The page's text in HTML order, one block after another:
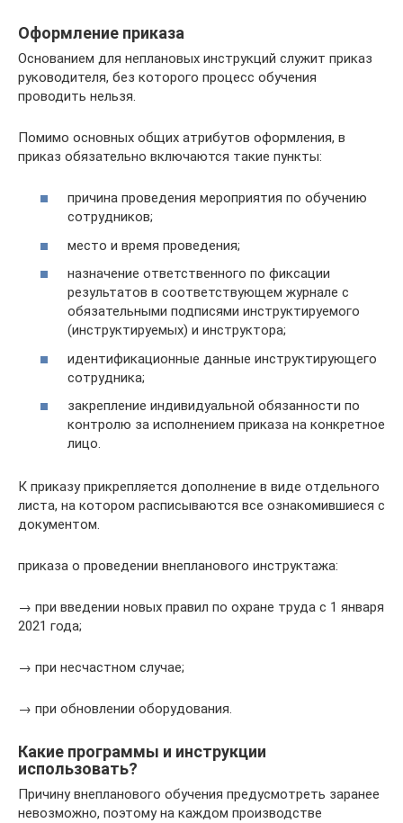
Оформление приказа
Основанием для неплановых инструкций служит приказ
руководителя, без которого процесс обучения
проводить нельзя.
Помимо основных общих атрибутов оформления, в
приказ обязательно включаются такие пункты:
причина проведения мероприятия по обучению
сотрудников;
место и время проведения;
назначение ответственного по фиксации
результатов в соответствующем журнале с
обязательными подписями инструктируемого
(инструктируемых) и инструктора;
идентификационные данные инструктирующего
сотрудника;
закрепление индивидуальной обязанности по
контролю за исполнением приказа на конкретное
лицо.
К приказу прикрепляется дополнение в виде отдельного
листа, на котором расписываются все ознакомившиеся с
документом.
приказа о проведении внепланового инструктажа:
→ при введении новых правил по охране труда с 1 января
2021 года;
→ при несчастном случае;
→ при обновлении оборудования.
Какие программы и инструкции
использовать?
Причину внепланового обучения предусмотреть заранее
невозможно, поэтому на каждом производстве